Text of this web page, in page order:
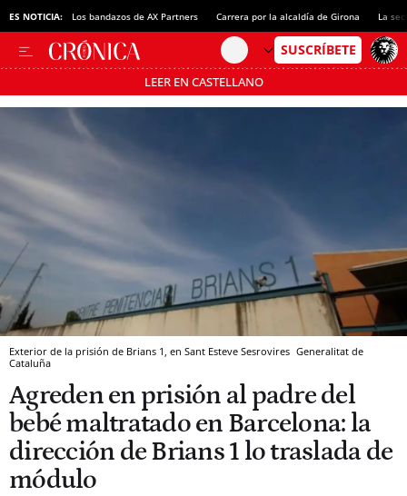
ES NOTICIA: Los bandazos de AX Partners Carrera por la alcaldía de Girona La
LEER EN CASTELLANO
Pásate al MODO AHORRO
Exterior de la prisión de Brians 1, en Sant Esteve Sesrovires Generalitat de
Cataluña
Agreden en prisión al padre del
bebé maltratado en Barcelona: la
dirección de Brians 1 lo traslada de
módulo